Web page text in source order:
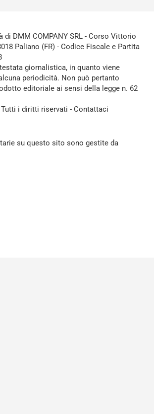
di DMM COMPANY SRL - Corso Vittorio
Paliano (FR) - Codice Fiscale e Partita
giornalistica, in quanto viene
periodicità. Non può pertanto
editoriale ai sensi della legge n. 62
i diritti riservati - Contattaci
su questo sito sono gestite da